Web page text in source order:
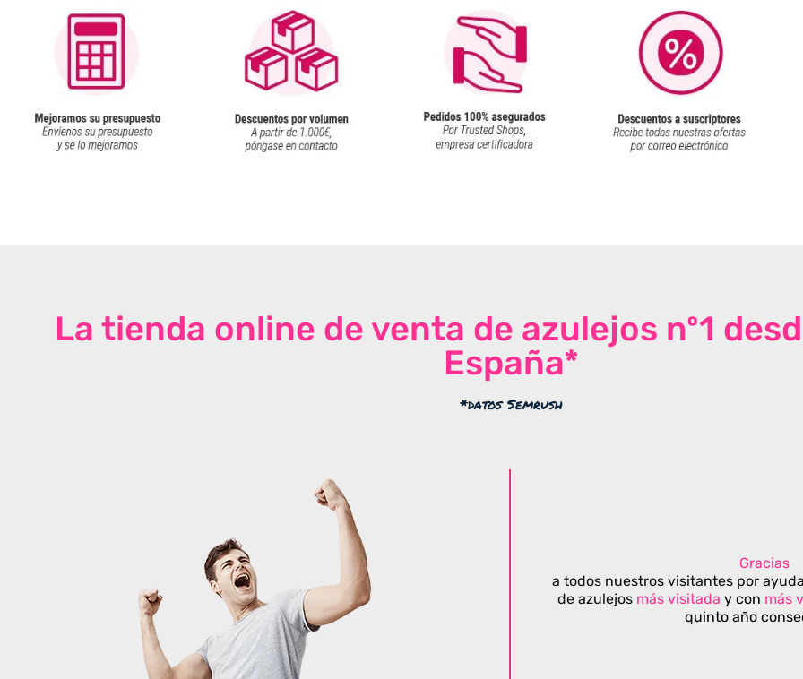
La tienda online de venta de azulejos nº1
España*
*datos Semrush
Gracias
a todos nuestros visitantes por
de azulejos más visitada y con más
quinto año